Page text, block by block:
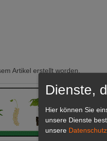
Artikel erstellt worden.
Dienste,
Hier können Sie
unsere Dienste
unsere